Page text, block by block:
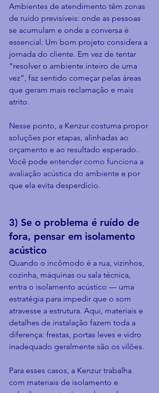
Ambientes de atendimento têm zonas
de ruído previsíveis: onde as pessoas
se acumulam e onde a conversa é
essencial. Um bom projeto considera a
jornada do cliente. Em vez de tentar
“resolver o ambiente inteiro de uma
vez”, faz sentido começar pelas áreas
que geram mais reclamação e mais
atrito.
Nesse ponto, a Kenzur costuma propor
soluções por etapas, alinhadas ao
orçamento e ao resultado esperado.
Você pode entender como funciona a
avaliação acústica do ambiente e por
que ela evita desperdício.
3) Se o problema é ruído de
fora, pensar em isolamento
acústico
Quando o incômodo é a rua, vizinhos,
cozinha, máquinas ou sala técnica,
entra o isolamento acústico — uma
estratégia para impedir que o som
atravesse a estrutura. Aqui, materiais e
detalhes de instalação fazem toda a
diferença: frestas, portas leves e vidro
inadequado geralmente são os vilões.
Para esses casos, a Kenzur trabalha
com materiais de isolamento e